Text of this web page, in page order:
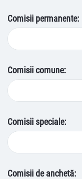
Comisii permanente:
Comisii comune:
Comisii speciale:
Comisii de anchetă: